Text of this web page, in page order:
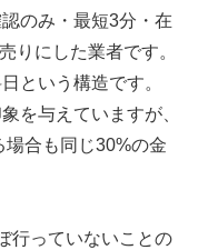
のみ・最短3分・在
りにした業者です。
という構造です。
を与えていますが、
合も同じ30%の金
行っていないことの